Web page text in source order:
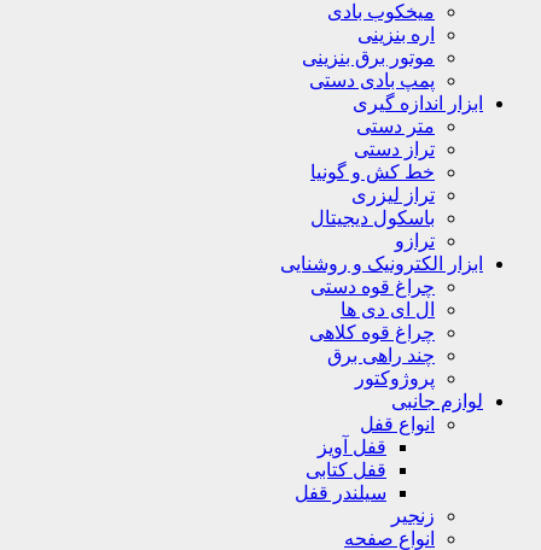
میخکوب بادی
اره بنزینی
موتور برق بنزینی
پمپ بادی دستی
ابزار اندازه گیری
متر دستی
تراز دستی
خط کش و گونیا
تراز لیزری
باسکول دیجیتال
ترازو
ابزار الکترونیک و روشنایی
چراغ قوه دستی
ال ای دی ها
چراغ قوه کلاهی
چند راهی برق
پروژوکتور
لوازم جانبی
انواع قفل
قفل آویز
قفل کتابی
سیلندر قفل
زنجیر
انواع صفحه